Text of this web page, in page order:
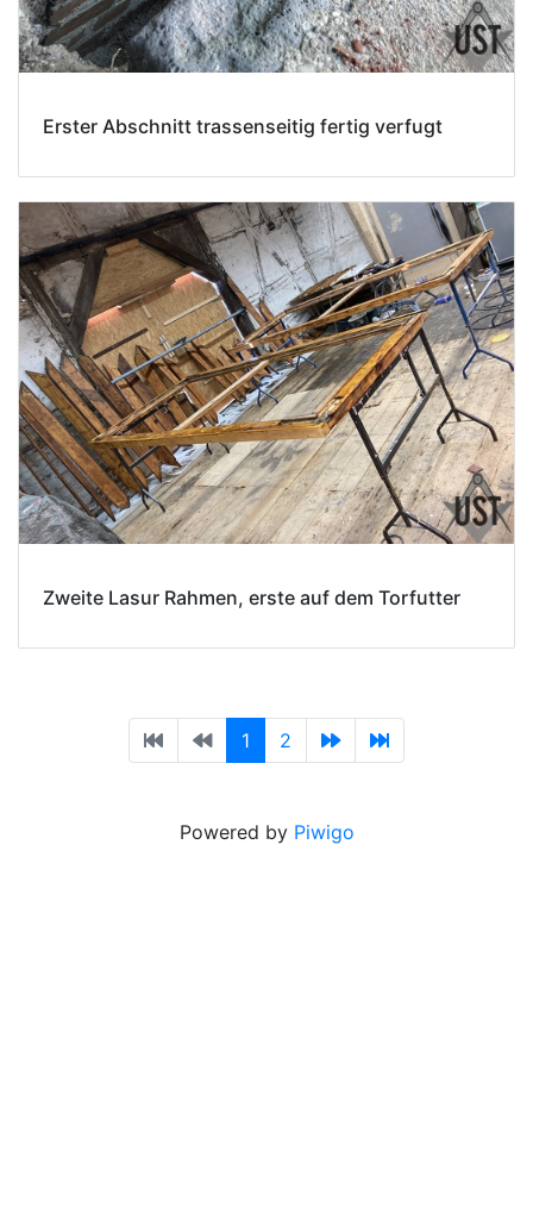
Erster Abschnitt trassenseitig fertig verfugt
Zweite Lasur Rahmen, erste auf dem Torfutter
1 2
Powered by Piwigo